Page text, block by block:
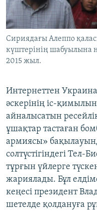
ЖАЗЫЛЫҢЫЗ
Басқа тілдерде
Сириядағы Алеппо
күштерінің шабуылына
2015 жыл.
Интернеттен
әскерінің іс-
айналысатын
ұшақтар тастаған
армиясы»
солтүстігіндегі Тел-
тұрғын үйлерге
жариялады. Бұл
кеңесі президент
шетелде қолдануға